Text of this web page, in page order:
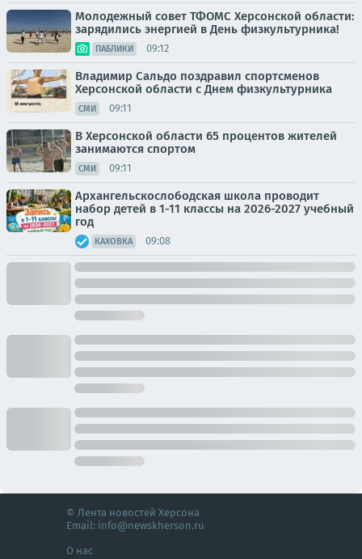
Молодежный совет ТФОМС Херсонской области:
зарядились энергией в День физкультурника!
ПАБЛИКИ 09:12
Владимир Сальдо поздравил спортсменов
Херсонской области с Днем физкультурника
СМИ 09:11
В Херсонской области 65 процентов жителей
занимаются спортом
СМИ 09:11
Архангельскослободская школа проводит
набор детей в 1-11 классы на 2026-2027 учебный
год
КАХОВКА 09:08
© Лента новостей Херсона
Email: info@newskherson.ru
О нас